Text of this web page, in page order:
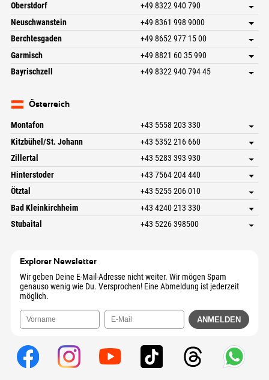
Oberstdorf +49 8322 940 790
An der Breitach 3
87538 Fischen I. Allgäu
Deutschland
Adresse speichern
Anreiseinfos
Buchen
Mail senden
Neuschwanstein +49 8361 998 9000
An der Riese 45
87484 Nesselwang im Allgäu
Deutschland
Adresse speichern
Buchen
Mail senden
Berchtesgaden +49 8652 977 15 00
Hofreitstr. 7
83471 Schönau am Königssee
Deutschland
Adresse speichern
Anreiseinfos
Buchen
Garmisch +49 8821 60 35 990
Frickenstraße 22
82490 Farchant
Adresse speichern
Bayrischzell +49 8322 940 794 45
Deutschland
Österreich
Montafon +43 5558 203 330
Dorfstr. 127b
6793 Gaschurn/Montafon
Österreich
Adresse speichern
Anreiseinfos
Buchen
Mail senden
Kitzbühel/St. Johann +43 5352 216 660
Speckbacherstraße 87
Österreich
Adresse speichern
Buchen
Mail senden
Zillertal +43 5283 393 930
Schmiedau 2
6272 Kaltenbach im Zillertal
Österreich
Adresse speichern
Anreiseinfos
Buchen
Mail senden
Hinterstoder +43 7564 204 440
Freizeitpark 10
Österreich
Adresse speichern
Buchen
Mail senden
Ötztal +43 5255 206 010
Gscheat 14
6441 Umhausen
Österreich
Adresse speichern
Anreiseinfos
Buchen
Bad Kleinkirchheim +43 4240 213 330
Dorfstraße 24
Adresse speichern
Stubaital +43 5226 398500
Explorer Newsletter
Wir geben Deine E-Mail-Adresse nicht weiter. Wir mögen Spam
genauso wenig wie Du. Versprochen! Eine Abmeldung ist jederzeit
möglich.